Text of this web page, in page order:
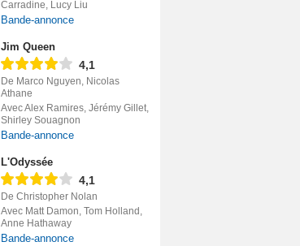
Carradine, Lucy Liu
Bande-annonce
Jim Queen
4,1
De Marco Nguyen, Nicolas
Athane
Avec Alex Ramires, Jérémy Gillet,
Shirley Souagnon
Bande-annonce
L'Odyssée
4,1
De Christopher Nolan
Avec Matt Damon, Tom Holland,
Anne Hathaway
Bande-annonce